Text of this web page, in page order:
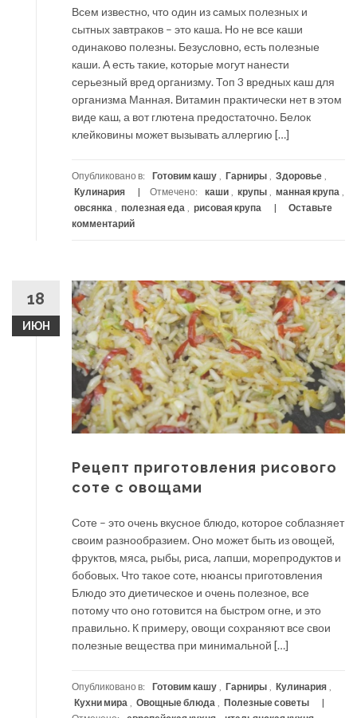
Всем известно, что один из самых полезных и
сытных завтраков – это каша. Но не все каши
одинаково полезны. Безусловно, есть полезные
каши. А есть такие, которые могут нанести
серьезный вред организму. Топ 3 вредных каш для
организма Манная. Витамин практически нет в этом
виде каш, а вот глютена предостаточно. Белок
клейковины может вызывать аллергию […]
Опубликовано в: Готовим кашу , Гарниры , Здоровье ,
Кулинария
Отмечено: каши , крупы , манная крупа ,
овсянка , полезная еда , рисовая крупа
Оставьте
комментарий
18
ИЮН
Рецепт приготовления рисового
соте с овощами
Соте – это очень вкусное блюдо, которое соблазняет
своим разнообразием. Оно может быть из овощей,
фруктов, мяса, рыбы, риса, лапши, морепродуктов и
бобовых. Что такое соте, нюансы приготовления
Блюдо это диетическое и очень полезное, все
потому что оно готовится на быстром огне, и это
правильно. К примеру, овощи сохраняют все свои
полезные вещества при минимальной […]
Опубликовано в: Готовим кашу Гарниры Кулинария
Кухни мира
Овощные блюда
Полезные советы